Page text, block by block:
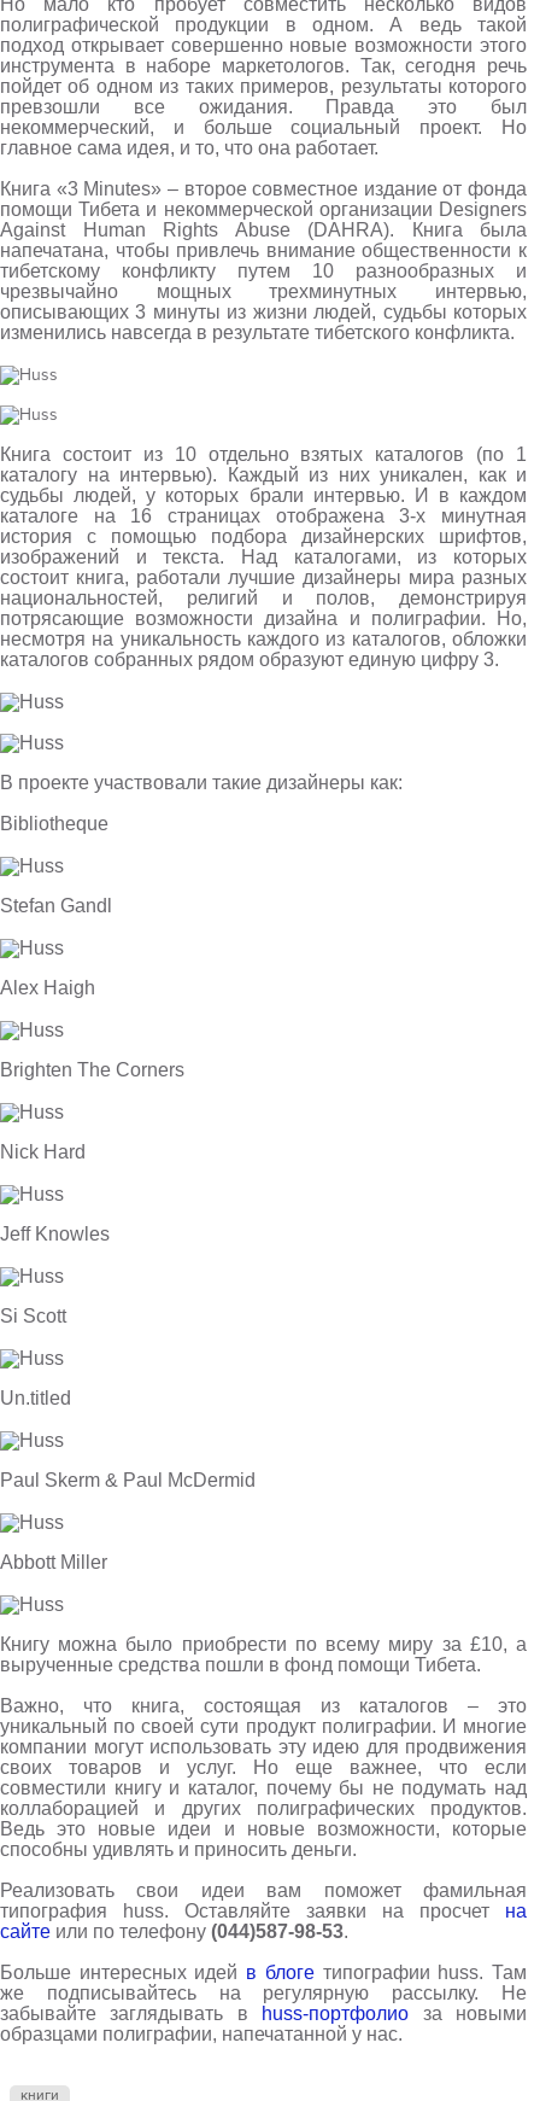
Но мало кто пробует совместить несколько видов
полиграфической продукции в одном. А ведь такой
подход открывает совершенно новые возможности этого
инструмента в наборе маркетологов. Так, сегодня речь
пойдет об одном из таких примеров, результаты которого
превзошли все ожидания. Правда это был
некоммерческий, и больше социальный проект. Но
главное сама идея, и то, что она работает.
Книга «3 Minutes» – второе совместное издание от фонда
помощи Тибета и некоммерческой организации Designers
Against Human Rights Abuse (DAHRA). Книга была
напечатана, чтобы привлечь внимание общественности к
тибетскому конфликту путем 10 разнообразных и
чрезвычайно мощных трехминутных интервью,
описывающих 3 минуты из жизни людей, судьбы которых
изменились навсегда в результате тибетского конфликта.
Книга состоит из 10 отдельно взятых каталогов (по 1
каталогу на интервью). Каждый из них уникален, как и
судьбы людей, у которых брали интервью. И в каждом
каталоге на 16 страницах отображена 3-х минутная
история с помощью подбора дизайнерских шрифтов,
изображений и текста. Над каталогами, из которых
состоит книга, работали лучшие дизайнеры мира разных
национальностей, религий и полов, демонстрируя
потрясающие возможности дизайна и полиграфии. Но,
несмотря на уникальность каждого из каталогов, обложки
каталогов собранных рядом образуют единую цифру 3.
В проекте участвовали такие дизайнеры как:
Bibliotheque
Stefan Gandl
Alex Haigh
Brighten The Corners
Nick Hard
Jeff Knowles
Si Scott
Un.titled
Paul Skerm & Paul McDermid
Abbott Miller
Книгу можна было приобрести по всему миру за £10, а
вырученные средства пошли в фонд помощи Тибета.
Важно, что книга, состоящая из каталогов – это
уникальный по своей сути продукт полиграфии. И многие
компании могут использовать эту идею для продвижения
своих товаров и услуг. Но еще важнее, что если
совместили книгу и каталог, почему бы не подумать над
коллаборацией и других полиграфических продуктов.
Ведь это новые идеи и новые возможности, которые
способны удивлять и приносить деньги.
Реализовать свои идеи вам поможет фамильная
типография
huss. Оставляйте заявки на просчет на
сайте или по телефону (044)587-98-53.
Больше интересных идей в блогетипографии huss. Там
же подписывайтесь на регулярную рассылку. Не
забывайте заглядывать в
huss-портфолио за новыми
образцами полиграфии, напечатанной у нас.
книги